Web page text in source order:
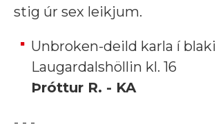
stig úr sex leikjum.
Unbroken-deild karla í blaki
Laugardalshöllin kl. 16
Þróttur R. - KA
- - -